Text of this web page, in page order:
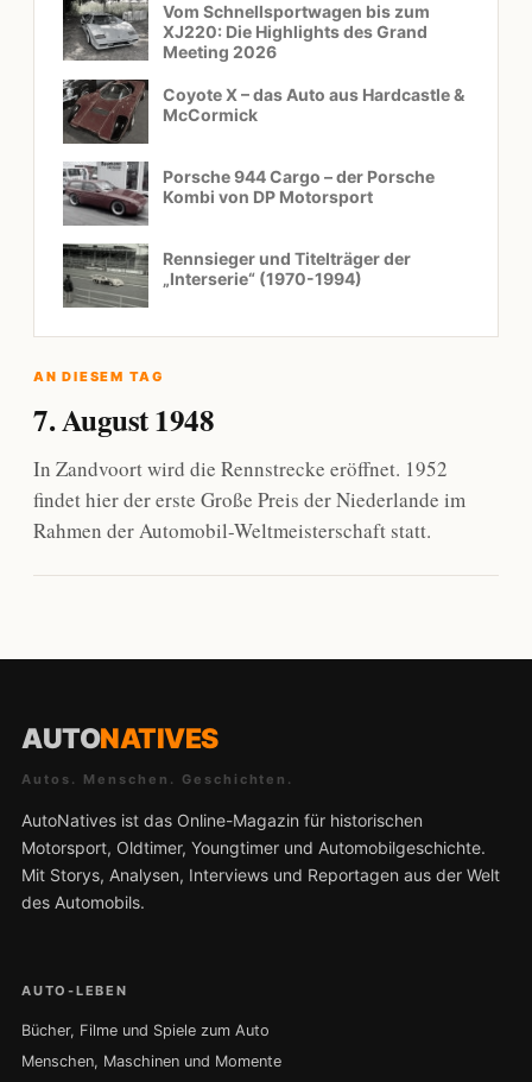
Vom Schnellsportwagen bis zum
XJ220: Die Highlights des Grand
Meeting 2026
Coyote X – das Auto aus Hardcastle &
McCormick
Porsche 944 Cargo – der Porsche
Kombi von DP Motorsport
Rennsieger und Titelträger der
„Interserie“ (1970-1994)
AN DIESEM TAG
7. August 1948
In Zandvoort wird die Rennstrecke eröffnet. 1952
findet hier der erste Große Preis der Niederlande im
Rahmen der Automobil-Weltmeisterschaft statt.
AUTONATIVES
Autos. Menschen. Geschichten.
AutoNatives ist das Online-Magazin für historischen
Motorsport, Oldtimer, Youngtimer und Automobilgeschichte.
Mit Storys, Analysen, Interviews und Reportagen aus der Welt
des Automobils.
AUTO-LEBEN
Bücher, Filme und Spiele zum Auto
Menschen, Maschinen und Momente